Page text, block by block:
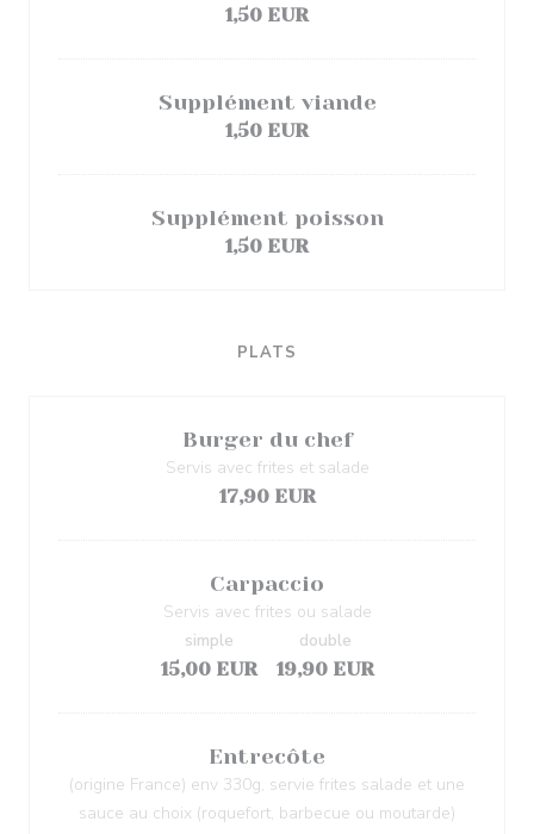
1,50 EUR
Supplément viande
1,50 EUR
Supplément poisson
1,50 EUR
PLATS
Burger du chef
Servis avec frites et salade
17,90 EUR
Carpaccio
Servis avec frites ou salade
15,00 EUR
simple
19,90 EUR
double
Entrecôte
(origine France) env 330g, servie frites salade et une
sauce au choix (roquefort, barbecue ou moutarde)